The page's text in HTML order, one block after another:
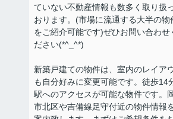
ていない不動産情報も数多く取り扱
おります。(市場に流通する大半の物
をご紹介可能です)ぜひお問い合わせ
ださい(*^_^*)
新築戸建ての物件は、室内のレイア
も自分好みに変更可能です。徒歩14
駅へのアクセスが可能な物件です。
市北区や吉備線足守付近の物件情報